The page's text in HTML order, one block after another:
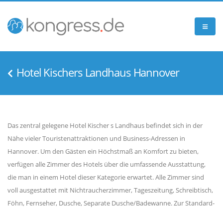
Hotel Kischers Landhaus Hannover
Das zentral gelegene Hotel Kischer s Landhaus befindet sich in der
Nähe vieler Touristenattraktionen und Business-Adressen in
Hannover. Um den Gästen ein Höchstmaß an Komfort zu bieten,
verfügen alle Zimmer des Hotels über die umfassende Ausstattung,
die man in einem Hotel dieser Kategorie erwartet. Alle Zimmer sind
voll ausgestattet mit Nichtraucherzimmer, Tageszeitung, Schreibtisch,
Föhn, Fernseher, Dusche, Separate Dusche/Badewanne. Zur Standard-